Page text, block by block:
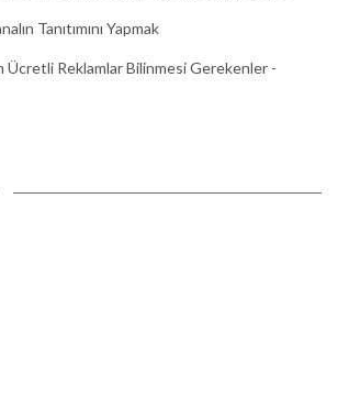
Tanıtımını Yapmak
Ücretli Reklamlar Bilinmesi Gerekenler -